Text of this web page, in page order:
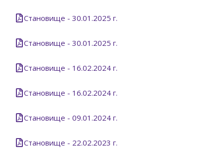
Становище - 30.01.2025 г.
Становище - 30.01.2025 г.
Становище - 16.02.2024 г.
Становище - 16.02.2024 г.
Становище - 09.01.2024 г.
Становище - 22.02.2023 г.